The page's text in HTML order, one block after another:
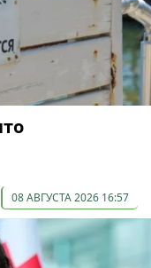
08 АВГУСТА 2026 16:57